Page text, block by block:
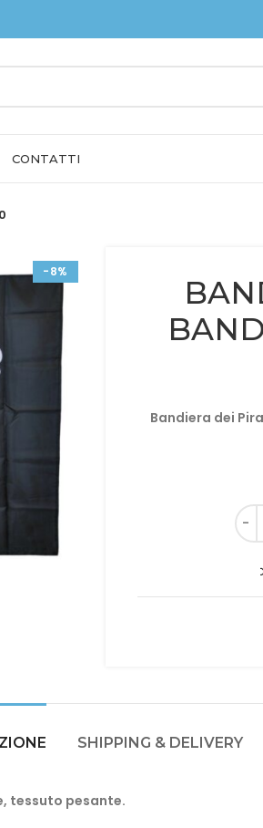
CONTATTI
-8%
Bandiera dei
SHIPPING & DELIVERY
tessuto pesante.